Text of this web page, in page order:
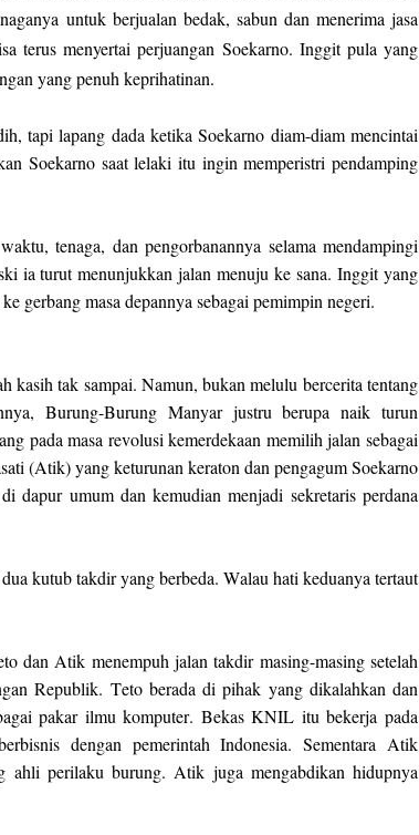
untuk berjualan bedak, sabun dan menerima jasa
terus menyertai perjuangan Soekarno. Inggit pula yang
yang penuh keprihatinan.
tapi lapang dada ketika Soekarno diam-diam mencintai
Soekarno saat lelaki itu ingin memperistri pendamping
tenaga, dan pengorbanannya selama mendampingi
ia turut menunjukkan jalan menuju ke sana. Inggit yang
gerbang masa depannya sebagai pemimpin negeri.
tak sampai. Namun, bukan melulu bercerita tentang
Burung-Burung Manyar justru berupa naik turun
pada masa revolusi kemerdekaan memilih jalan sebagai
(Atik) yang keturunan keraton dan pengagum Soekarno
dapur umum dan kemudian menjadi sekretaris perdana
kutub takdir yang berbeda. Walau hati keduanya tertaut
dan Atik menempuh jalan takdir masing-masing setelah
Republik. Teto berada di pihak yang dikalahkan dan
pakar ilmu komputer. Bekas KNIL itu bekerja pada
dengan pemerintah Indonesia. Sementara Atik
ahli perilaku burung. Atik juga mengabdikan hidupnya